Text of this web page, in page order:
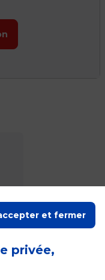
privée,
et fermer